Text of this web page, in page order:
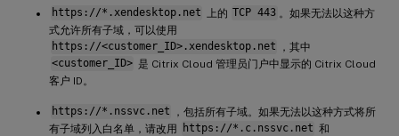
https://*.xendesktop.net 上的 TCP 443 。如果无法以这种方
式允许所有子域，可以使用
https://<customer_ID>.xendesktop.net
，其中
<customer_ID> 是 Citrix Cloud 管理员门户中显示的 Citrix Cloud
客户 ID。
https://*.nssvc.net
，包括所有子域。如果无法以这种方式将所
有子域列入白名单，请改用
https://*.c.nssvc.net 和